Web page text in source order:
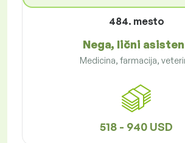
484. mesto
Nega, lični
Medicina, farmacija,
518 - 940 USD